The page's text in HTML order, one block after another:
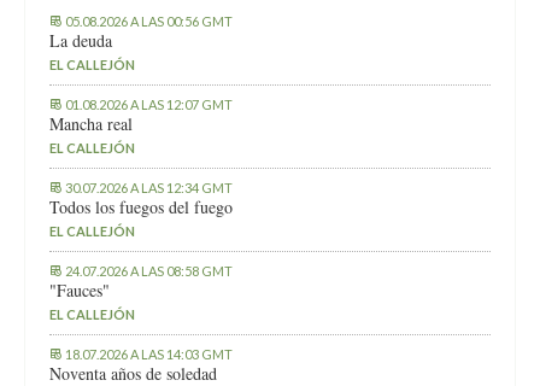
05.08.2026 A LAS 00:56 GMT
La deuda
EL CALLEJÓN
01.08.2026 A LAS 12:07 GMT
Mancha real
EL CALLEJÓN
30.07.2026 A LAS 12:34 GMT
Todos los fuegos del fuego
EL CALLEJÓN
24.07.2026 A LAS 08:58 GMT
"Fauces"
EL CALLEJÓN
18.07.2026 A LAS 14:03 GMT
Noventa años de soledad